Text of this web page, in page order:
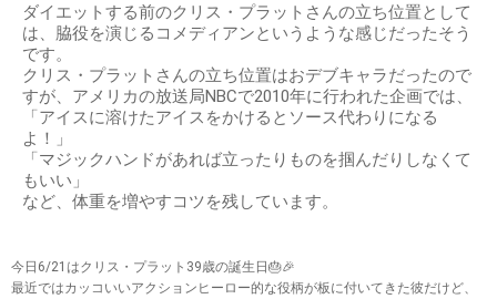
ダイエットする前のクリス・プラットさんの立ち位置として
は、脇役を演じるコメディアンというような感じだったそう
です。
クリス・プラットさんの立ち位置はおデブキャラだったので
すが、アメリカの放送局NBCで2010年に行われた企画では、
「アイスに溶けたアイスをかけるとソース代わりになる
よ！」
「マジックハンドがあれば立ったりものを掴んだりしなくて
もいい」
など、体重を増やすコツを残しています。
今日6/21はクリス・プラット39歳の誕生日🎂🎉
最近ではカッコいいアクションヒーロー的な役柄が板に付いてきた彼だけど、